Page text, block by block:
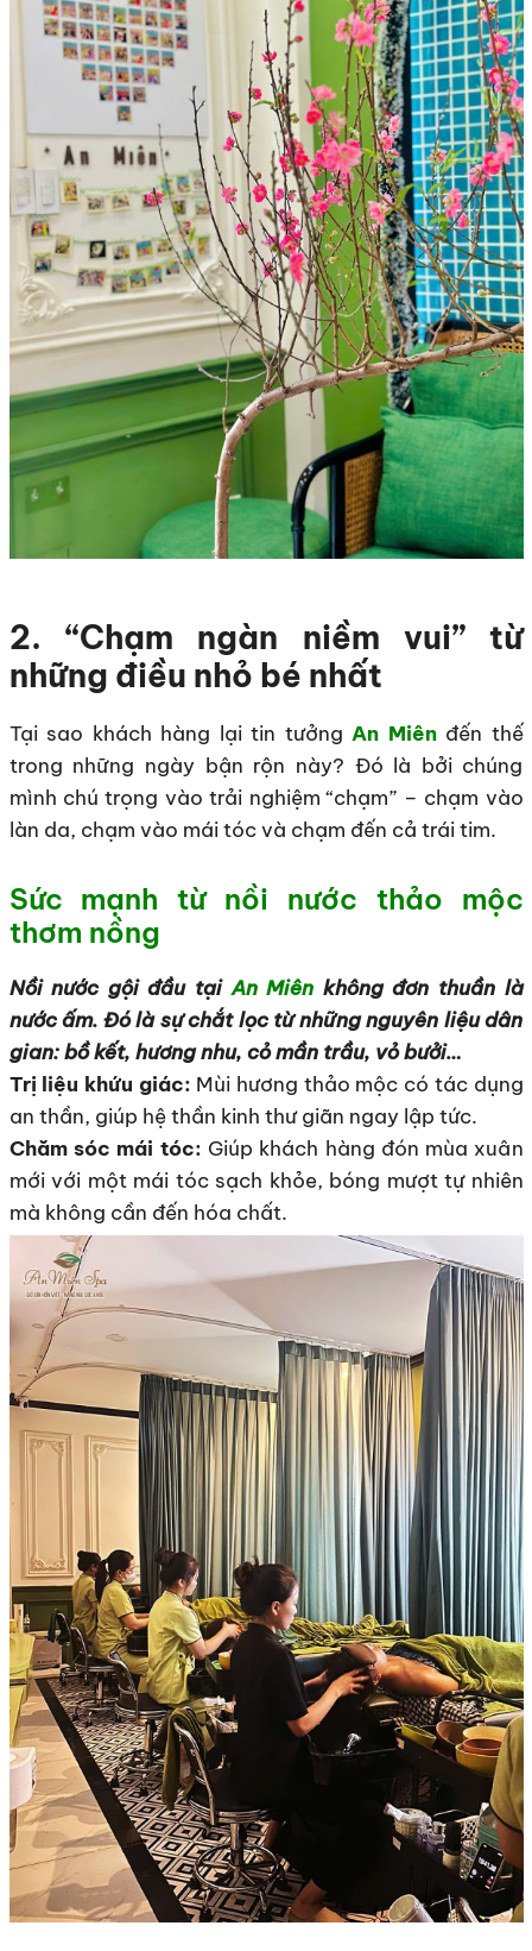
2. “Chạm ngàn niềm vui” từ
những điều nhỏ bé nhất
Tại sao khách hàng lại tin tưởng An Miênđến thế
trong những ngày bận rộn này? Đó là bởi chúng
mình chú trọng vào trải nghiệm “chạm” – chạm vào
làn da, chạm vào mái tóc và chạm đến cả trái tim.
Sức mạnh từ nồi nước thảo mộc
thơm nồng
Nồi nước gội đầu tạiAn Miên không đơn thuần là
nước ấm. Đó là sự chắt lọc từ những nguyên liệu dân
gian: bồ kết, hương nhu, cỏ mần trầu, vỏ bưởi…
Trị liệu khứu giác: Mùi hương thảo mộc có tác dụng
an thần, giúp hệ thần kinh thư giãn ngay lập tức.
Chăm sóc mái tóc: Giúp khách hàng đón mùa xuân
mới với một mái tóc sạch khỏe, bóng mượt tự nhiên
mà không cần đến hóa chất.